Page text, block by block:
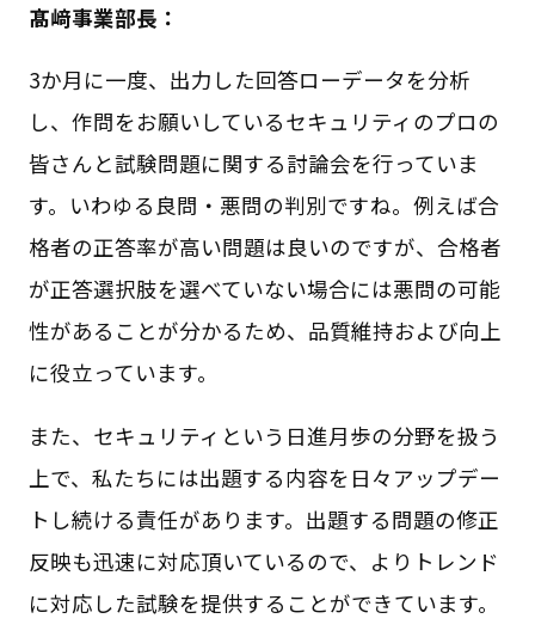
髙﨑事業部長：
3か月に一度、出力した回答ローデータを分析
し、作問をお願いしているセキュリティのプロの
皆さんと試験問題に関する討論会を行っていま
す。いわゆる良問・悪問の判別ですね。例えば合
格者の正答率が高い問題は良いのですが、合格者
が正答選択肢を選べていない場合には悪問の可能
性があることが分かるため、品質維持および向上
に役立っています。
また、セキュリティという日進月歩の分野を扱う
上で、私たちには出題する内容を日々アップデー
トし続ける責任があります。出題する問題の修正
反映も迅速に対応頂いているので、よりトレンド
に対応した試験を提供することができています。